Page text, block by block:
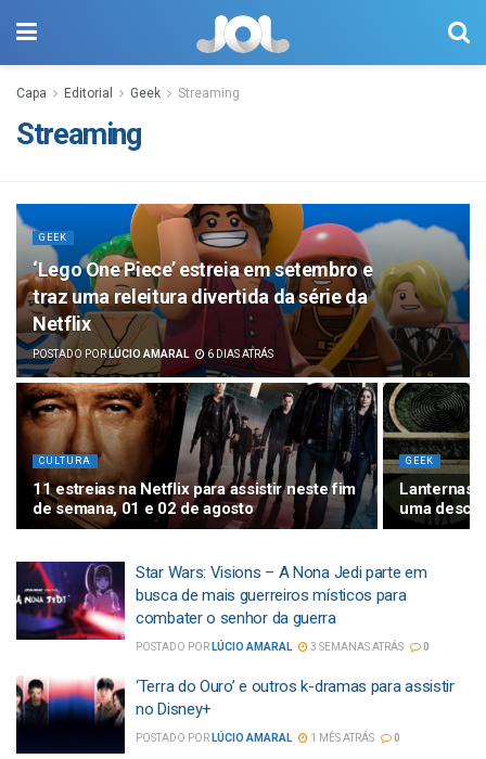
Capa Editorial Geek Streaming
Streaming
GEEK
‘Lego One Piece’ estreia em setembro e
traz uma releitura divertida da série da
Netflix
POSTADO PORLÚCIO AMARAL 6 DIAS ATRÁS
CULTURA
11 estreias na Netflix para assistir neste fim
de semana, 01 e 02 de agosto
GEEK
Lanternas:
uma
Star Wars: Visions – A Nona Jedi parte em
busca de mais guerreiros místicos para
combater o senhor da guerra
POSTADO POR LÚCIO AMARAL 3 SEMANAS ATRÁS 0
‘Terra do Ouro’ e outros k-dramas para assistir
no Disney+
POSTADO POR LÚCIO AMARAL 1 MÊS ATRÁS 0